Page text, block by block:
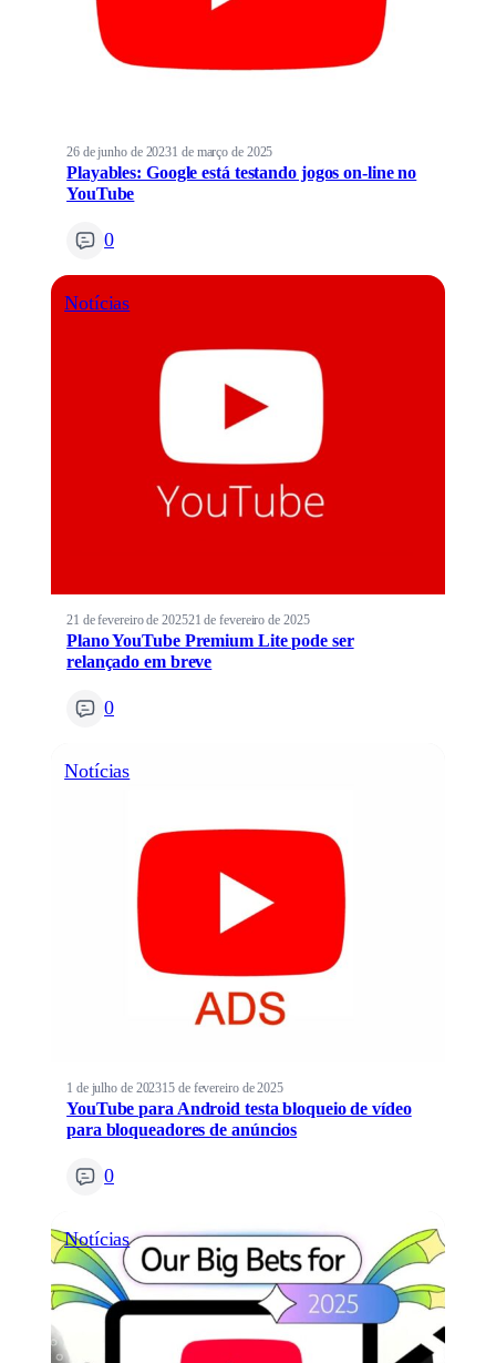
26 de junho de 20231 de março de 2025
Playables: Google está testando jogos on-line no
YouTube
0
Notícias
21 de fevereiro de 202521 de fevereiro de 2025
Plano YouTube Premium Lite pode ser
relançado em breve
0
Notícias
1 de julho de 202315 de fevereiro de 2025
YouTube para Android testa bloqueio de vídeo
para bloqueadores de anúncios
0
Notícias